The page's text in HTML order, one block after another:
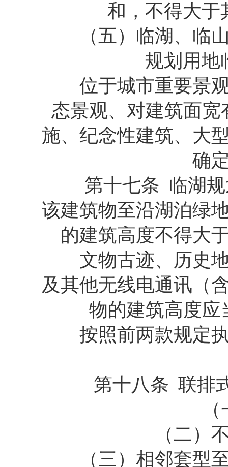
和，不得大于
（五）临湖、临山
规划用地
位于城市重要景观
态景观、对建筑面
施、纪念性建筑、大
确
第十七条 临湖规
该建筑物至沿湖泊绿
的建筑高度不得大
文物古迹、历史地
及其他无线电通讯（
物的建筑高度应
按照前两款规定执
第十八条 联排式
（一
（二）不
（三）相邻套型至